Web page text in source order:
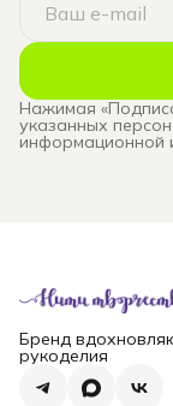
Нажимая
указанных
информационной
Бренд
рукоделия